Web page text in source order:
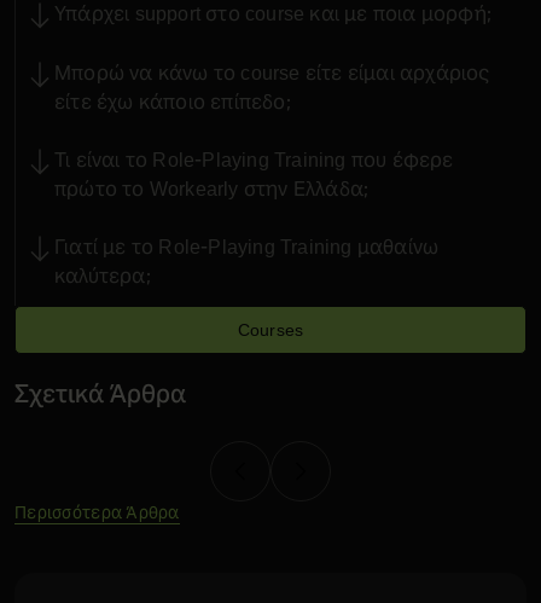
Υπάρχει support στο course και με ποια μορφή;
Μπορώ να κάνω το course είτε είμαι αρχάριος
είτε έχω κάποιο επίπεδο;
Τι είναι το Role-Playing Training που έφερε
πρώτο το Workearly στην Ελλάδα;
Γιατί με το Role-Playing Training μαθαίνω
καλύτερα;
Courses
Σχετικά Άρθρα
Περισσότερα Άρθρα